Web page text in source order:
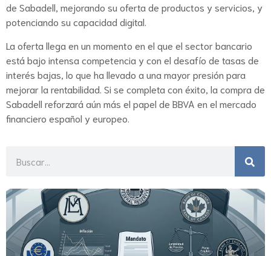
de Sabadell, mejorando su oferta de productos y servicios, y
potenciando su capacidad digital.
La oferta llega en un momento en el que el sector bancario
está bajo intensa competencia y con el desafío de tasas de
interés bajas, lo que ha llevado a una mayor presión para
mejorar la rentabilidad. Si se completa con éxito, la compra de
Sabadell reforzará aún más el papel de BBVA en el mercado
financiero español y europeo.